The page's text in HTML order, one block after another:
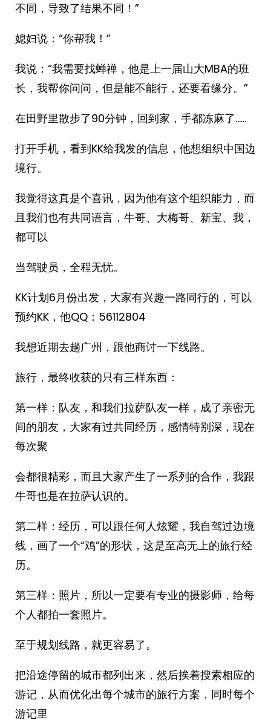
不同，导致了结果不同！”
媳妇说：“你帮我！”
我说：“我需要找蝉禅，他是上一届山大MBA的班
长，我帮你问问，但是能不能行，还要看缘分。”
在田野里散步了90分钟，回到家，手都冻麻了……
打开手机，看到KK给我发的信息，他想组织中国边
境行。
我觉得这真是个喜讯，因为他有这个组织能力，而
且我们也有共同语言，牛哥、大梅哥、新宝、我，
都可以
当驾驶员，全程无忧。
KK计划6月份出发，大家有兴趣一路同行的，可以
预约KK，他QQ：56112804
我想近期去趟广州，跟他商讨一下线路。
旅行，最终收获的只有三样东西：
第一样：队友，和我们拉萨队友一样，成了亲密无
间的朋友，大家有过共同经历，感情特别深，现在
每次聚
会都很精彩，而且大家产生了一系列的合作，我跟
牛哥也是在拉萨认识的。
第二样：经历，可以跟任何人炫耀，我自驾过边境
线，画了一个“鸡”的形状，这是至高无上的旅行经
历。
第三样：照片，所以一定要有专业的摄影师，给每
个人都拍一套照片。
至于规划线路，就更容易了。
把沿途停留的城市都列出来，然后挨着搜索相应的
游记，从而优化出每个城市的旅行方案，同时每个
游记里